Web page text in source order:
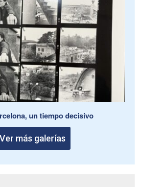
un tiempo decisivo
Ver más galerías